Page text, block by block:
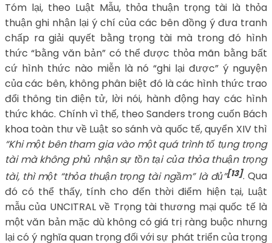
Tóm lại, theo Luật Mẫu, thỏa thuận trọng tài là thỏa
thuận ghi nhận lại ý chí của các bên đồng ý đưa tranh
chấp ra giải quyết bằng trọng tài mà trong đó hình
thức “bằng văn bản” có thể được thỏa mãn bằng bất
cứ hình thức nào miễn là nó “ghi lại được” ý nguyện
của các bên, không phân biệt đó là các hình thức trao
đổi thông tin điện tử, lời nói, hành động hay các hình
thức khác. Chính vì thế, theo Sanders trong cuốn Bách
khoa toàn thư về Luật so sánh và quốc tế, quyển XIV thì
“Khi một bên tham gia vào một quá trình tố tụng trọng
tài mà không phủ nhận sự tồn tại của thỏa thuận trọng
tài, thì một “thỏa thuận trọng tài ngầm” là đủ”[13]. Qua
đó có thể thấy, tính cho đến thời điểm hiện tại, Luật
mẫu của UNCITRAL về Trọng tài thương mại quốc tế là
một văn bản mặc dù không có giá trị ràng buộc nhưng
lại có ý nghĩa quan trọng đối với sự phát triển của trọng